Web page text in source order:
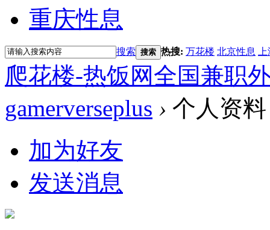
重庆性息
搜索 搜索 热搜: 万花楼 北京性息
爬花楼-热饭网全国兼职
gamerverseplus › 个人资料
加为好友
发送消息